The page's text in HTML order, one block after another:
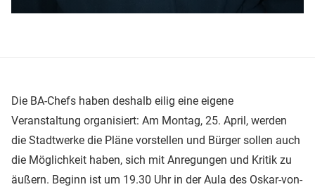
Die BA-Chefs haben deshalb eilig eine eigene
Veranstaltung organisiert: Am Montag, 25. April, werden
die Stadtwerke die Pläne vorstellen und Bürger sollen auch
die Möglichkeit haben, sich mit Anregungen und Kritik zu
äußern. Beginn ist um 19.30 Uhr in der Aula des Oskar-von-